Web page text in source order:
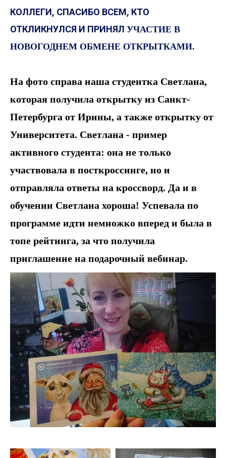
КОЛЛЕГИ, СПАСИБО ВСЕМ, КТО
ОТКЛИКНУЛСЯ И ПРИНЯЛ УЧАСТИЕ В
НОВОГОДНЕМ ОБМЕНЕ ОТКРЫТКАМИ.
На фото справа наша студентка Светлана,
которая получила открытку из Санкт-
Петербурга от Ирины, а также открытку от
Университета. Светлана - пример
активного студента: она не только
участвовала в посткроссинге, но и
отправляла ответы на кроссворд. Да и в
обучении Светлана хороша! Успевала по
программе идти немножко вперед и была в
топе рейтинга, за что получила
приглашение на подарочный вебинар.